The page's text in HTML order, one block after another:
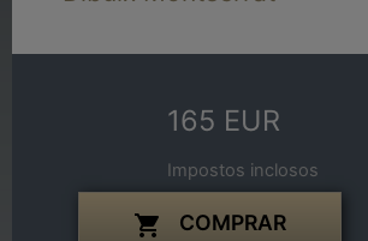
165 EUR
Impostos inclosos
 COMPRAR